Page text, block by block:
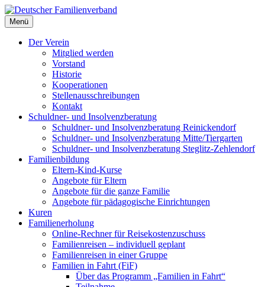
Deutscher Familienverband
Landesverband Berlin
Menü
Der Verein
Mitglied werden
Vorstand
Historie
Kooperationen
Stellenausschreibungen
Kontakt
Schuldner- und Insolvenzberatung
Schuldner- und Insolvenzberatung Reinickendorf
Schuldner- und Insolvenzberatung Mitte/Tiergarten
Schuldner- und Insolvenzberatung Steglitz-Zehlendorf
Familienbildung
Eltern-Kind-Kurse
Angebote für Eltern
Angebote für die ganze Familie
Angebote für pädagogische Einrichtungen
Kuren
Familienerholung
Online-Rechner für Reisekostenzuschuss
Familienreisen – individuell geplant
Familienreisen in einer Gruppe
Familien in Fahrt (FiF)
Über das Programm „Familien in Fahrt“